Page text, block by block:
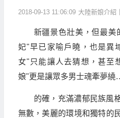
2018-09-13 11:06:09 大陸新娘介紹
新疆景色壯美，但最美
妃"早已家喻戶曉，也是異
女"只能讓人去猜想，甚至
娘"更是讓眾多男士魂牽夢
的確，充滿濃郁民族風
無數，美麗的環境和獨特的